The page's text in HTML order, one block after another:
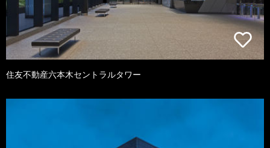
住友不動産六本木セントラルタワー